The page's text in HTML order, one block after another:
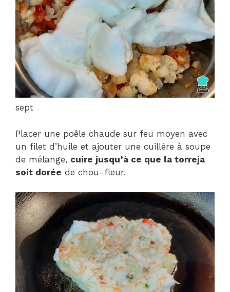
sept
Placer une poêle chaude sur feu moyen avec
un filet d’huile et ajouter une cuillère à soupe
de mélange, cuire jusqu’à ce que la torreja
soit dorée de chou-fleur.